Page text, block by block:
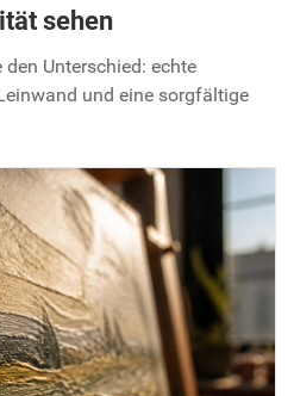
sehen
den Unterschied: echte
und eine sorgfältige